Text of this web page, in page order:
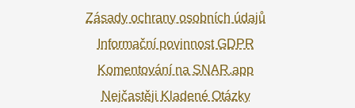
Zásady ochrany osobních údajů
Informační povinnost GDPR
Komentování na SNAR.app
Nejčastěji Kladené Otázky